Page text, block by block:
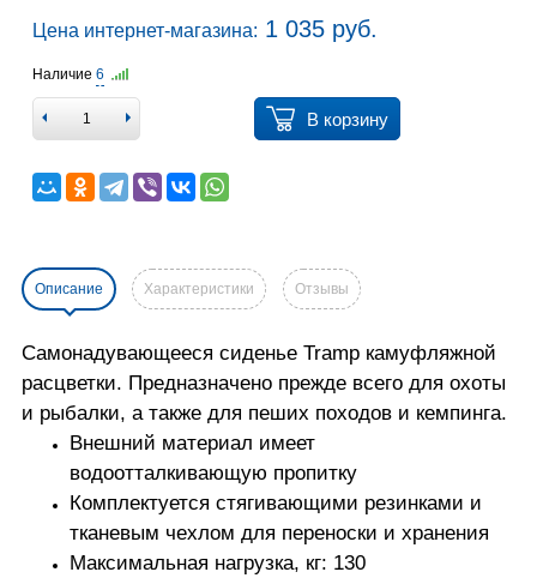
Цена интернет-магазина: 1 035 руб.
Наличие 6
В корзину
Описание Характеристики Отзывы
Самонадувающееся сиденье Tramp камуфляжной
расцветки. Предназначено прежде всего для охоты
и рыбалки, а также для пеших походов и кемпинга.
Внешний материал имеет
водоотталкивающую пропитку
Комплектуется стягивающими резинками и
тканевым чехлом для переноски и хранения
Максимальная нагрузка, кг: 130